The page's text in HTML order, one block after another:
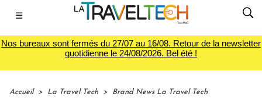
☰
Nos bureaux sont fermés du 27/07 au 16/08. Retour de la newsletter
quotidienne le 24/08/2026. Bel été !
Accueil > La Travel Tech > Brand News La Travel Tech